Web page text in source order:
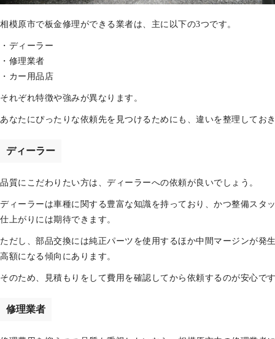
相模原市で板金修理ができる業者は、主に以下の3つです。
・ディーラー
・修理業者
・カー用品店
それぞれ特徴や強みが異なります。
あなたにぴったりな依頼先を見つけるためにも、違いを整理してお
ディーラー
品質にこだわりたい方は、ディーラーへの依頼が良いでしょう。
ディーラーは車種に関する豊富な知識を持っており、かつ整備スタ
仕上がりには期待できます。
ただし、部品交換には純正パーツを使用するほか中間マージンが発
高額になる傾向にあります。
そのため、見積もりをして費用を確認してから依頼するのが安心で
修理業者